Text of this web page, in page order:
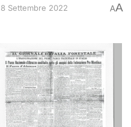
8 Settembre 2022 AA